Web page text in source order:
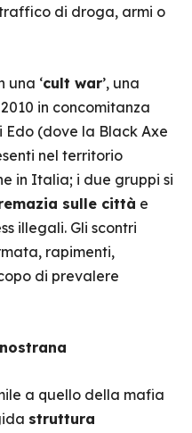
di droga, armi o
una ‘cult war’, una
in concomitanza
Edo (dove la Black Axe
nel territorio
in Italia; i due gruppi si
sulle città e
illegali. Gli scontri
rapimenti,
di prevalere
a quello della mafia
struttura